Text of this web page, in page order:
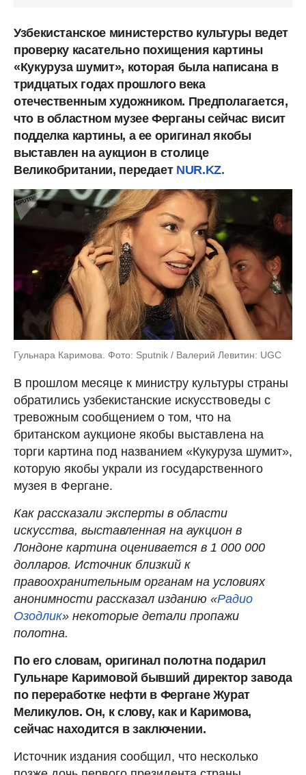
Узбекистанское министерство культуры ведет
проверку касательно похищения картины
«Кукуруза шумит», которая была написана в
тридцатых годах прошлого века
отечественным художником. Предполагается,
что в областном музее Ферганы сейчас висит
подделка картины, а ее оригинал якобы
выставлен на аукцион в столице
Великобритании, передает NUR.KZ.
Гульнара Каримова. Фото: Sputnik / Валерий Левитин: UGC
В прошлом месяце к министру культуры страны
обратились узбекистанские искусствоведы с
тревожным сообщением о том, что на
британском аукционе якобы выставлена на
торги картина под названием «Кукуруза шумит»,
которую якобы украли из государственного
музея в Фергане.
Как рассказали эксперты в области
искусства, выставленная на аукцион в
Лондоне картина оценивается в 1 000 000
долларов. Источник близкий к
правоохранительным органам на условиях
анонимности рассказал изданию «Радио
Озодлик» некоторые детали пропажи
полотна.
По его словам, оригинал полотна подарил
Гульнаре Каримовой бывший директор завода
по переработке нефти в Фергане Журат
Меликулов. Он, к слову, как и Каримова,
сейчас находится в заключении.
Источник издания сообщил, что несколько